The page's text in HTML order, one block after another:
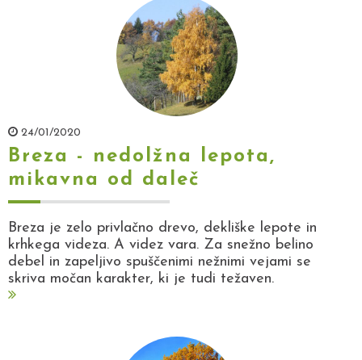
24/01/2020
Breza - nedolžna lepota,
mikavna od daleč
Breza je zelo privlačno drevo, dekliške lepote in
krhkega videza. A videz vara. Za snežno belino
debel in zapeljivo spuščenimi nežnimi vejami se
skriva močan karakter, ki je tudi težaven.